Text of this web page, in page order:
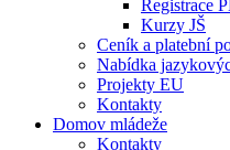
Registrace
Kurzy JŠ
Ceník a platební
Nabídka
Projekty EU
Kontakty
Domov mládeže
Kontakty